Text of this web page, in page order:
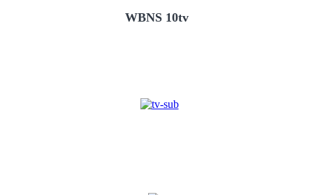
WBNS 10tv